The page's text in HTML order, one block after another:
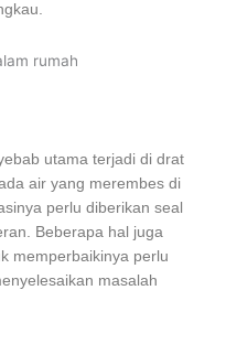
rumah
utama terjadi di drat
air yang merembes di
perlu diberikan seal
Beberapa hal juga
memperbaikinya perlu
masalah